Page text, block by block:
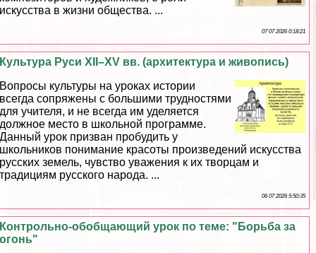
искусства в жизни общества. ...
07 07 2026 0:18:21
Культура Руси XII–XV вв. (архитектура и живопись)
Вопросы культуры на уроках истории
всегда сопряжены с большими трудностями
для учителя, и не всегда им уделяется
должное место в школьной программе.
Данный урок призван пробудить у
школьников понимание красоты произведений искусства
русских земель, чувство уважения к их творцам и
традициям русского народа. ...
06 07 2026 5:50:35
Контрольно-обобщающий урок по теме: "Борьба за
огонь"